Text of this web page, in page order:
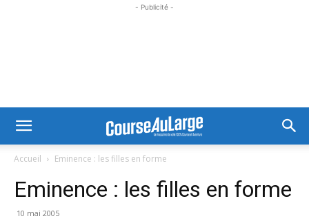
- Publicité -
Accueil Eminence : les filles en forme
Eminence : les filles en forme
10 mai 2005